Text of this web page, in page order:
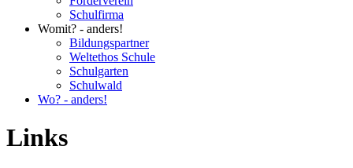
Schulfirma
Womit? - anders!
Bildungspartner
Weltethos Schule
Schulgarten
Schulwald
Wo? - anders!
Links